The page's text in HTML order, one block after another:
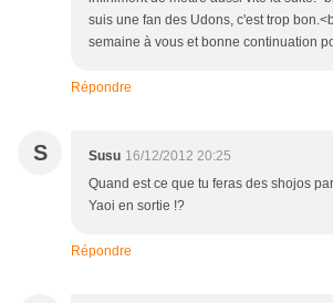
suis une fan des Udons, c'est trop
semaine à vous et bonne continuation
Répondre
S Susu 16/12/2012 20:25
Quand est ce que tu feras des shojos
Yaoi en sortie !?
Répondre